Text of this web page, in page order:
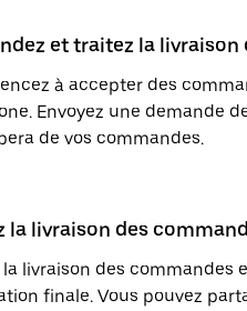
et traitez la
à accepter des
Envoyez une demande
de vos commandes.
la livraison des
la livraison des commandes
finale. Vous pouvez